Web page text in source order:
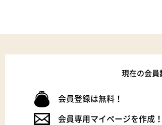
現在の会員
会員登録は無料！
会員専用マイページを作成！